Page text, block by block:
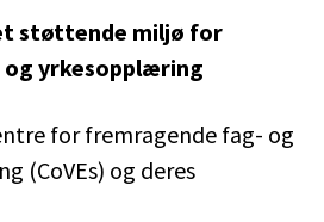
støttende miljø for
yrkesopplæring
for fremragende fag- og
(CoVEs) og deres